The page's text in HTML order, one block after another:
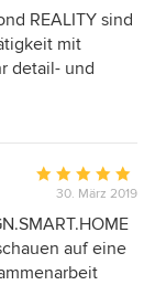
5
von
5
REALITY sind
mit
detail- und
der Arbeit.
REALITY |
Kollegen und
Bewertung:
5
von
5
30. März 2019
auf eine